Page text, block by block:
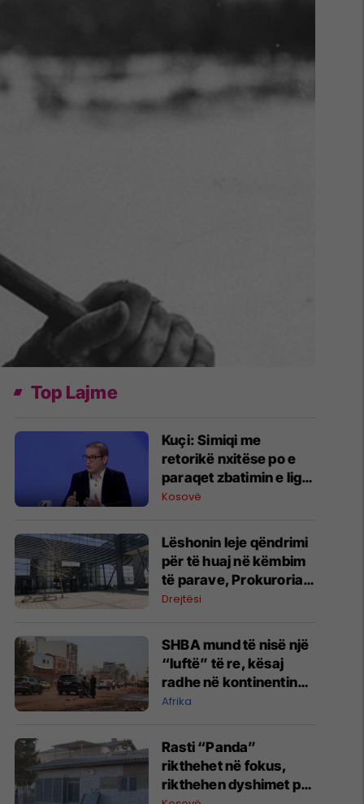
Top Lajme
Kuçi: Simiqi me
retorikë nxitëse po e
paraqet zbatimin e ligjit
në veri si "spastrim
Kosovë
Lëshonin leje qëndrimi
për të huaj në këmbim
të parave, Prokuroria
jep detaje për zyrtarët
Drejtësi
SHBA mund të nisë një
“luftë” të re, kësaj
radhe në kontinentin
afrikan
Afrika
Rasti “Panda”
rikthehet në fokus,
rikthehen dyshimet për